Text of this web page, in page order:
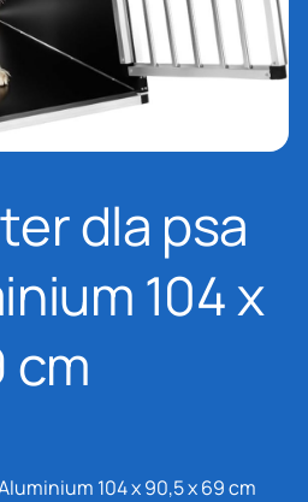
dla psa
104 x
cm
104 x 90,5 x 69 cm